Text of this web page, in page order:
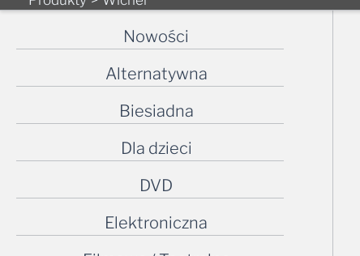
Nowości
Alternatywna
Biesiadna
Dla dzieci
DVD
Elektroniczna